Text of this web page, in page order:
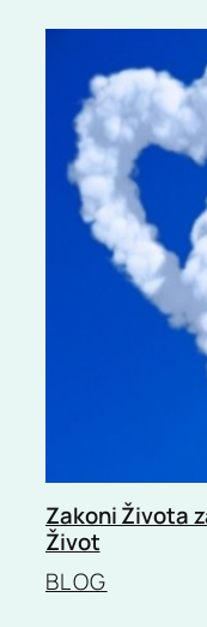
Zakoni Života
Život
BLOG